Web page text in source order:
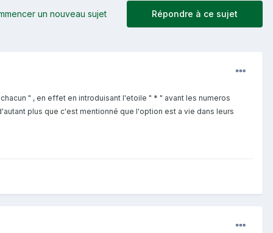
Répondre à ce sujet
un nouveau sujet
" , en effet en introduisant l'etoile " * " avant les numeros
plus que c'est mentionné que l'option est a vie dans leurs